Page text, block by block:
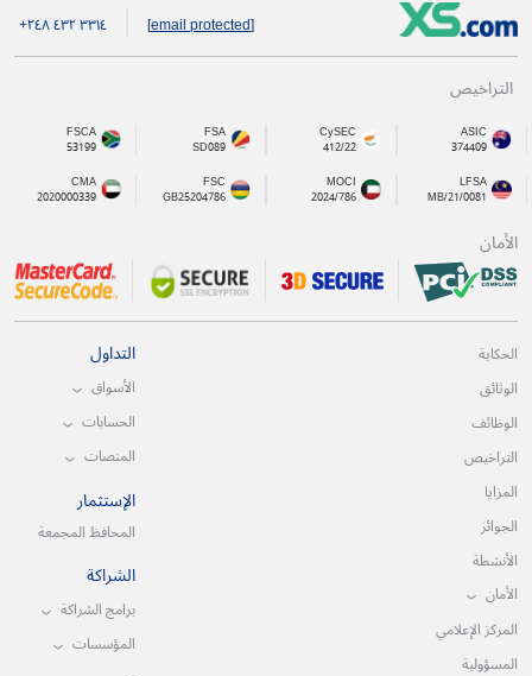
[email protected] +۲٤۸ ٤۳۲ ۳۳۱٤
التراخيص
ASIC
374409
CySEC
412/22
FSA
SD089
FSCA
53199
LFSA
MB/21/0081
MOCI
2024/786
FSC
GB25204786
CMA
2020000339
الأمان
الحكاية
الوثائق
الوظائف
التراخيص
المزايا
الجوائز
الأنشطة
الأمان
المركز الإعلامي
المسؤولية
التداول
الأسواق
الحسابات
المنصات
الإستثمار
المحافظ المجمعة
الشراكة
برامج الشراكة
المؤسسات